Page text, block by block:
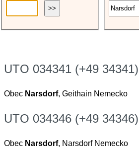
UTO 034341 (+49 34341)
Obec Narsdorf, Geithain Nemecko
UTO 034346 (+49 34346)
Obec Narsdorf, Narsdorf Nemecko